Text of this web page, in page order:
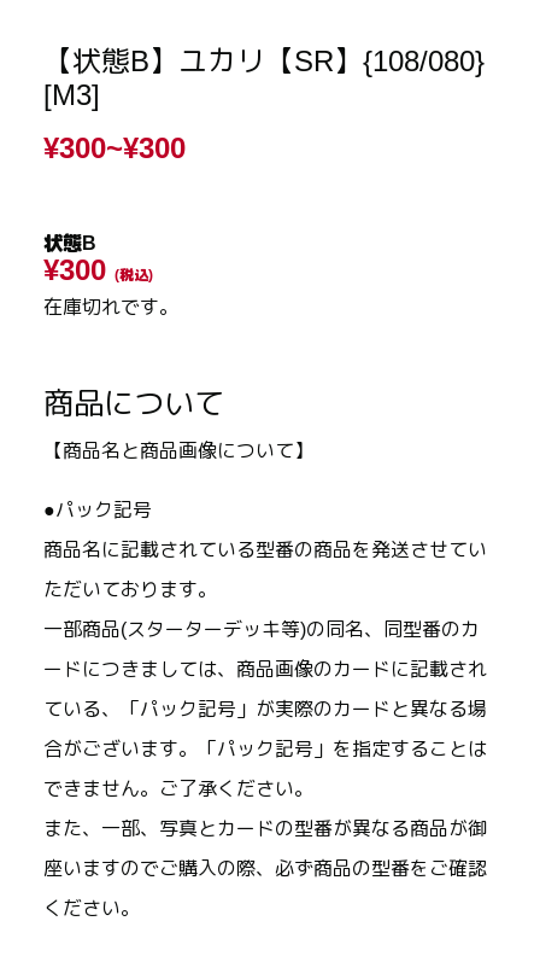
【状態B】ユカリ【SR】{108/080}
[M3]
¥300~¥300
状態B
¥300 (税込)
在庫切れです。
商品について
【商品名と商品画像について】
●パック記号
商品名に記載されている型番の商品を発送させてい
ただいております。
一部商品(スターターデッキ等)の同名、同型番のカ
ードにつきましては、商品画像のカードに記載され
ている、「パック記号」が実際のカードと異なる場
合がございます。「パック記号」を指定することは
できません。ご了承ください。
また、一部、写真とカードの型番が異なる商品が御
座いますのでご購入の際、必ず商品の型番をご確認
ください。